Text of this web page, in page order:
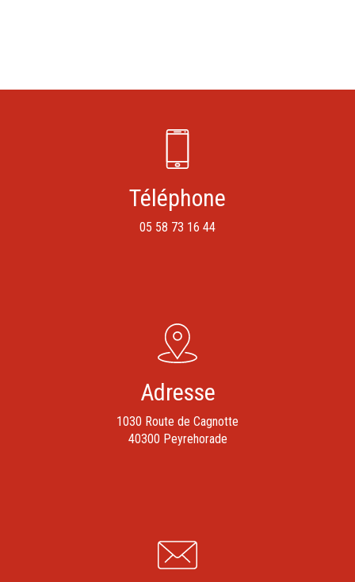
Téléphone
05 58 73 16 44
Adresse
1030 Route de Cagnotte
40300 Peyrehorade